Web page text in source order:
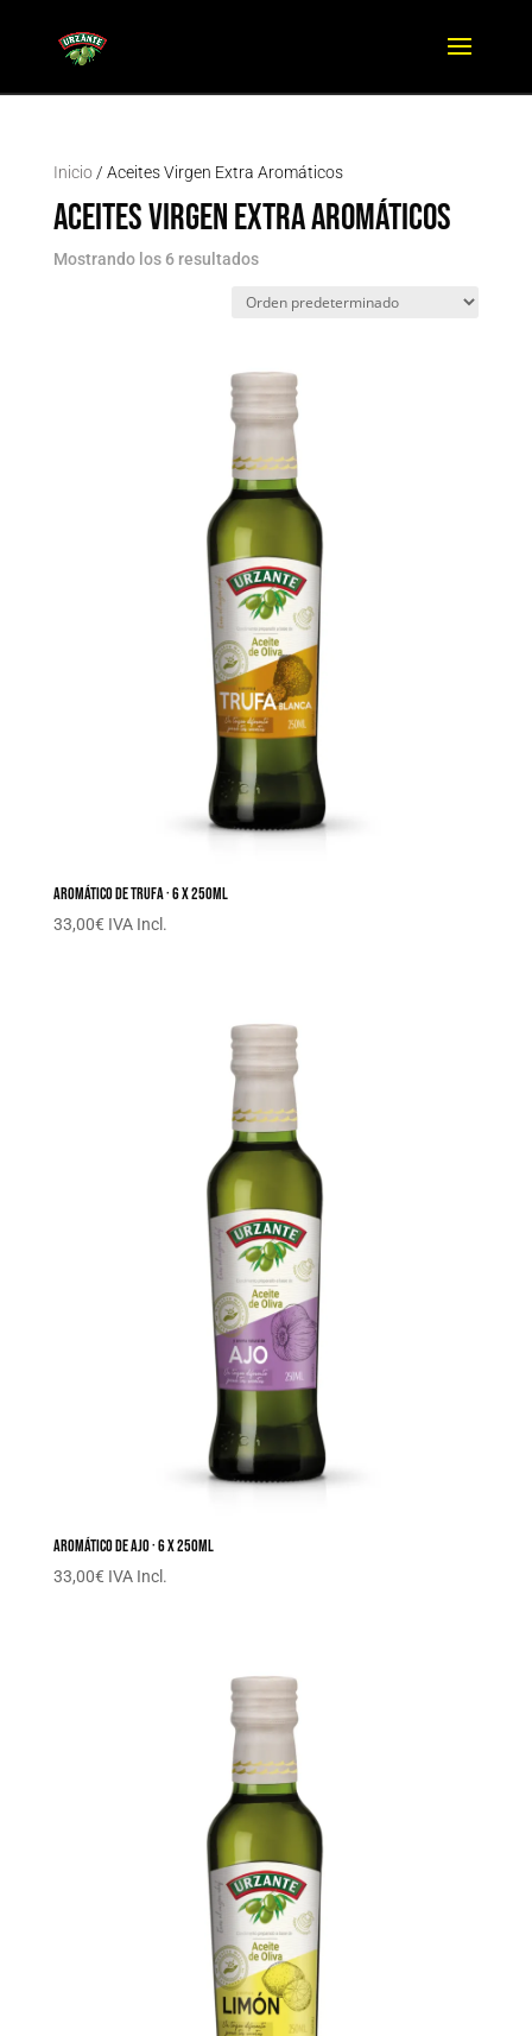
Inicio/ Aceites Virgen Extra Aromáticos
Aceites Virgen Extra Aromáticos
Mostrando los 6 resultados
Aromático de trufa · 6 x 250ML
33,00€ IVA Incl.
Aromático de ajo · 6 x 250ML
33,00€ IVA Incl.